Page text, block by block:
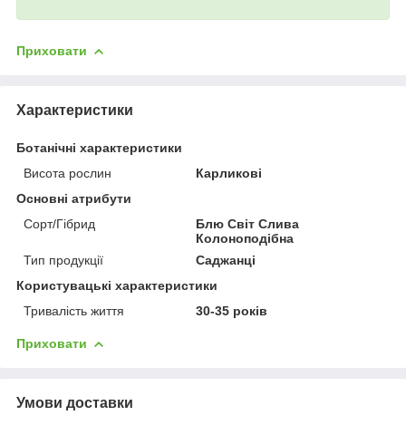
Приховати
Характеристики
Ботанічні характеристики
Висота рослин
Карликові
Основні атрибути
Сорт/Гібрид
Блю Світ Слива
Колоноподібна
Тип продукції
Саджанці
Користувацькі характеристики
Тривалість життя
30-35 років
Приховати
Умови доставки